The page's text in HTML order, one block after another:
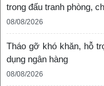
trong đấu tranh phòng,
08/08/2026
Tháo gỡ khó khăn, hỗ
dụng ngân hàng
08/08/2026